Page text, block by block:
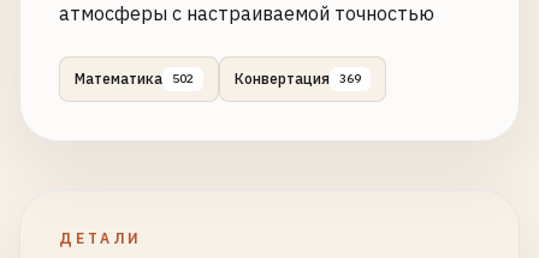
атмосферы с настраиваемой точностью
Математика 502 Конвертация 369
ДЕТАЛИ